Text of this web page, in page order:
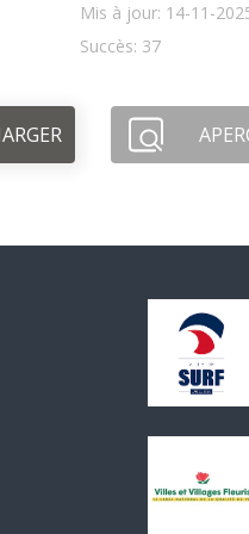
Mis à jour: 14-11-
Succès: 37